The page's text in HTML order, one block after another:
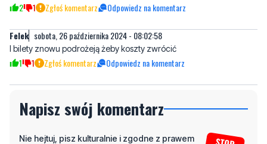
2 1 Zgłoś komentarz Odpowiedz na komentarz
Felek sobota, 26 października 2024 - 08:02:58
I bilety znowu podrożeją żeby koszty zwrócić
1 1 Zgłoś komentarz Odpowiedz na komentarz
Napisz swój komentarz
Nie hejtuj, pisz kulturalnie i zgodne z prawem